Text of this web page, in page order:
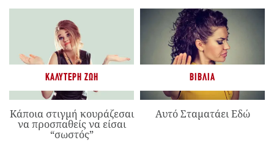
ΚΑΛΎΤΕΡΗ ΖΩΉ
Κάποια στιγμή κουράζεσαι
να προσπαθείς να είσαι
“σωστός”
ΒΙΒΛΊΑ
Αυτό Σταματάει Εδώ